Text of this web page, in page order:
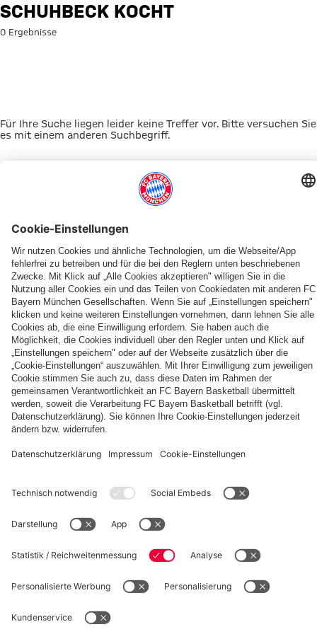
Suche: Schuhbeck kocht
SCHUHBECK KOCHT
0 Ergebnisse
Für Ihre Suche liegen leider keine Treffer vor. Bitte versuchen Sie
es mit einem anderen Suchbegriff.
DAS KÖNNTE DICH INTERESSIEREN
FRAUEN
Autogrammkarten
TICKETS
FCB
Frauen
FRAUEN
Alle
Videos
der
Frauenteams
des
FC
Bayern
MYFCBAYERN
Entdecke
deinen
persönlichen
Fanbereich
PARTNER
fcbayern.com Basketball Allianz Arena Media Center Jobs